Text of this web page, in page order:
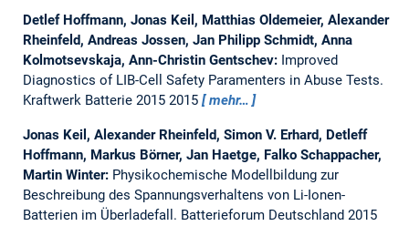
Detlef Hoffmann, Jonas Keil, Matthias Oldemeier, Alexander
Rheinfeld, Andreas Jossen, Jan Philipp Schmidt, Anna
Kolmotsevskaja, Ann-Christin Gentschev: Improved
Diagnostics of LIB-Cell Safety Paramenters in Abuse Tests.
Kraftwerk Batterie 2015 2015
mehr…
Jonas Keil, Alexander Rheinfeld, Simon V. Erhard, Detleff
Hoffmann, Markus Börner, Jan Haetge, Falko Schappacher,
Martin Winter: Physikochemische Modellbildung zur
Beschreibung des Spannungsverhaltens von Li-Ionen-
Batterien im Überladefall. Batterieforum Deutschland 2015